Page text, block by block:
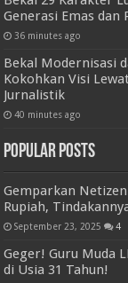
Generasi Emas dan
36 minutes ago
Bekal Modernisasi
Kokohkan Visi
Jurnalistik
40 minutes ago
Popular Posts
Gemparkan
Rupiah,
September 23, 2025 4
Geger! Guru Muda
di Usia 31 Tahun!